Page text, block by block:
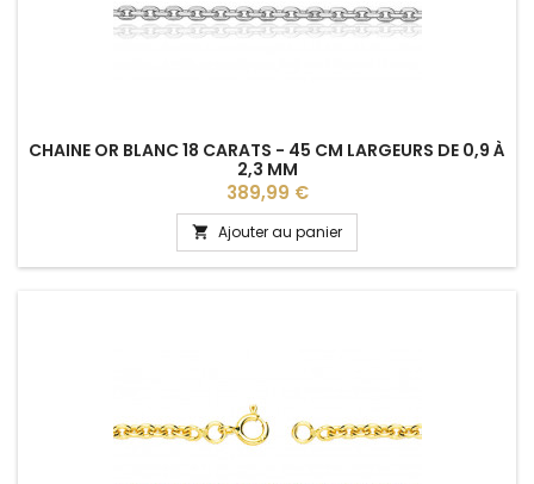
CHAINE OR BLANC 18 CARATS - 45 CM LARGEURS DE 0,9 À
2,3 MM
Prix
389,99 €
 Ajouter au panier